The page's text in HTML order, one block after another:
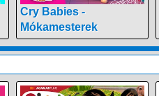
Cry Babies -
Mókamesterek